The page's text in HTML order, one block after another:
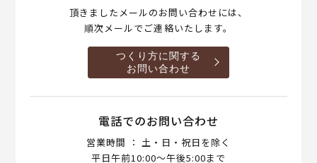
頂きましたメールのお問い合わせには、
順次メールでご連絡いたします。
つくり方に関する
お問い合わせ
電話でのお問い合わせ
営業時間 ： 土・日・祝日を除く
平日午前10:00～午後5:00まで